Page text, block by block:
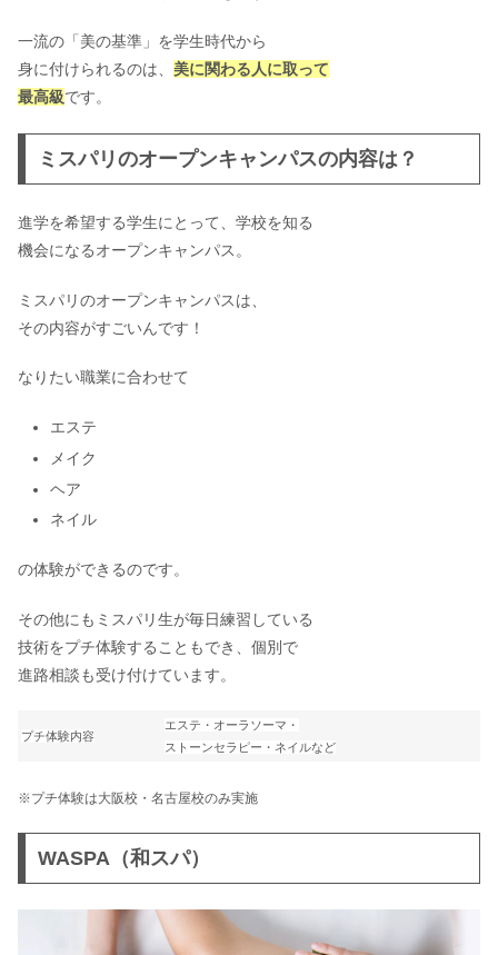
一流の「美の基準」を学生時代から
身に付けられるのは、 美に関わる人に取って
最高級です。
ミスパリのオープンキャンパスの内容は？
進学を希望する学生にとって、学校を知る
機会になるオープンキャンパス。
ミスパリのオープンキャンパスは、
その内容がすごいんです！
なりたい職業に合わせて
エステ
メイク
ヘア
ネイル
の体験ができるのです。
その他にもミスパリ生が毎日練習している
技術をプチ体験することもでき、個別で
進路相談も受け付けています。
プチ体験内容
エステ・オーラソーマ・
ストーンセラピー・ネイルなど
※プチ体験は大阪校・名古屋校のみ実施
WASPA（和スパ）